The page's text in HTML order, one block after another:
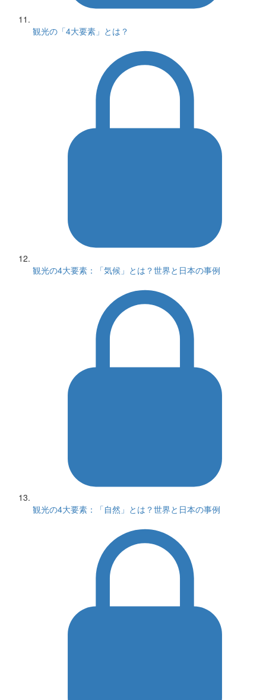
観光の「4大要素」とは？
観光の4大要素：「気候」とは？世界と日本の事例
観光の4大要素：「自然」とは？世界と日本の事例